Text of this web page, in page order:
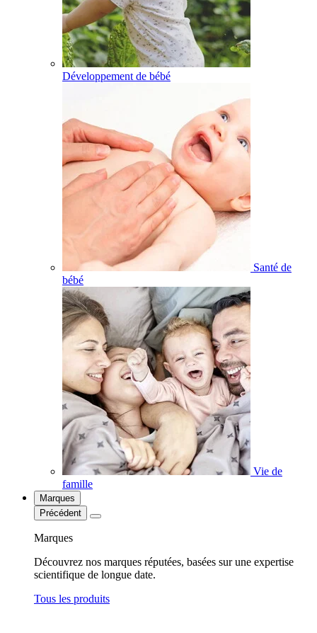
Développement de bébé
Santé de
bébé
Vie de
famille
Marques
Précédent
Marques
Découvrez nos marques réputées, basées sur une expertise
scientifique de longue date.
Tous les produits